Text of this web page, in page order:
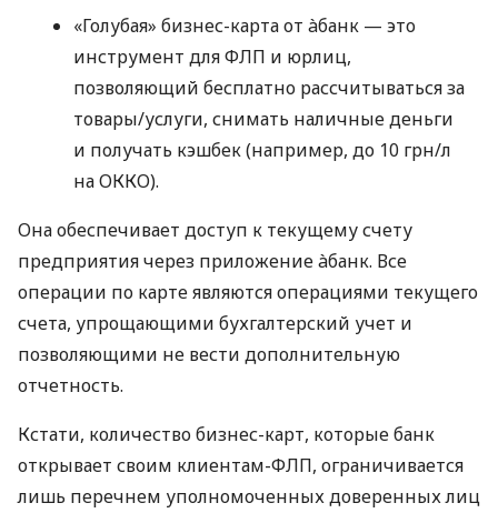
«Голубая» бизнес-карта от àбанк — это
инструмент для ФЛП и юрлиц,
позволяющий бесплатно рассчитываться за
товары/услуги, снимать наличные деньги
и получать кэшбек (например, до 10 грн/л
на ОККО).
Она обеспечивает доступ к текущему счету
предприятия через приложение àбанк. Все
операции по карте являются операциями текущего
счета, упрощающими бухгалтерский учет и
позволяющими не вести дополнительную
отчетность.
Кстати, количество бизнес-карт, которые банк
открывает своим клиентам-ФЛП, ограничивается
лишь перечнем уполномоченных доверенных лиц